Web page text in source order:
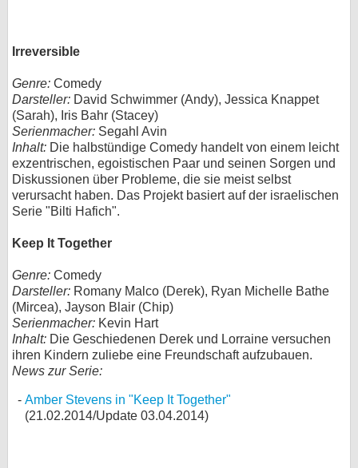
Irreversible
Genre: Comedy
Darsteller: David Schwimmer (Andy), Jessica Knappet
(Sarah), Iris Bahr (Stacey)
Serienmacher: Segahl Avin
Inhalt: Die halbstündige Comedy handelt von einem leicht
exzentrischen, egoistischen Paar und seinen Sorgen und
Diskussionen über Probleme, die sie meist selbst
verursacht haben. Das Projekt basiert auf der israelischen
Serie "Bilti Hafich".
Keep It Together
Genre: Comedy
Darsteller: Romany Malco (Derek), Ryan Michelle Bathe
(Mircea), Jayson Blair (Chip)
Serienmacher: Kevin Hart
Inhalt: Die Geschiedenen Derek und Lorraine versuchen
ihren Kindern zuliebe eine Freundschaft aufzubauen.
News zur Serie:
Amber Stevens in "Keep It Together"
(21.02.2014/Update 03.04.2014)